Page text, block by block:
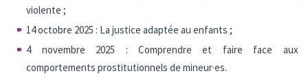
violente ;
14 octobre 2025 : La justice adaptée au enfants ;
4 novembre 2025 : Comprendre et faire face aux
comportements prostitutionnels de mineur·es.